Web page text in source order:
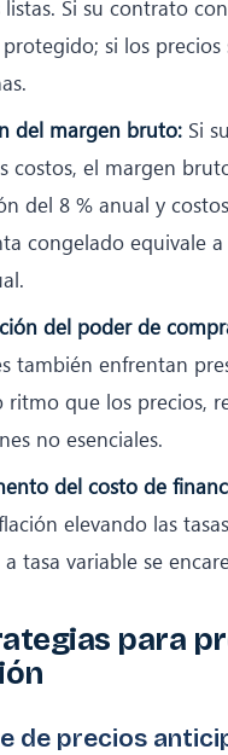
listas. Si su contrato
si los
del margen bruto: Si
costos, el margen
del 8 % anual y
congelado equivale
del poder de
también enfrentan
ritmo que los precios,
no esenciales.
del costo de
elevando las
tasa variable se
para
de precios